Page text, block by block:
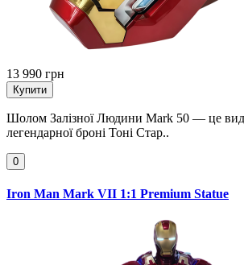
13 990 грн
Купити
Шолом Залізної Людини Mark 50 — це
легендарної броні Тоні Стар..
0
Iron Man Mark VII 1:1 Premium Statue